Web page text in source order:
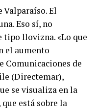
Valparaíso. El
Eso sí, no
tipo llovizna. «Lo que
el aumento
Comunicaciones de
(Directemar),
se visualiza en la
está sobre la